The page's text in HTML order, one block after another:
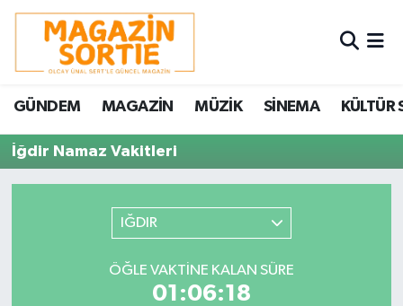
GÜNDEM MAGAZİN MÜZİK SİNEMA KÜLTÜR
İğdir Namaz Vakitleri
IĞDIR
ÖĞLE VAKTINE KALAN SÜRE
01:06:18
Nöbetçi Eczaneler
Hava Durumu
Trafik Durumu
Süper Lig Puan Durumu ve Fikstür
Son Dakika Haberleri